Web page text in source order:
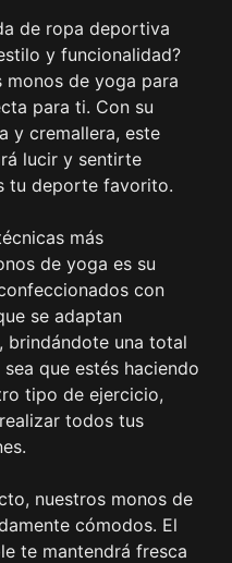
de ropa deportiva
y funcionalidad?
monos de yoga para
para ti. Con su
y cremallera, este
lucir y sentirte
tu deporte favorito.
más
de yoga es su
con
se adaptan
brindándote una total
que estés haciendo
tipo de ejercicio,
todos tus
nuestros monos de
cómodos. El
te mantendrá fresca